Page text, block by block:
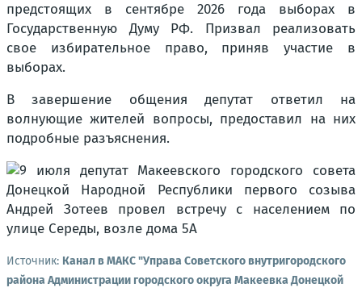
предстоящих в сентябре 2026 года выборах в
Государственную Думу РФ. Призвал реализовать
свое избирательное право, приняв участие в
выборах.
В завершение общения депутат ответил на
волнующие жителей вопросы, предоставил на них
подробные разъяснения.
Источник: Канал в МАКС "Управа Советского внутригородского
района Администрации городского округа Макеевка Донецкой